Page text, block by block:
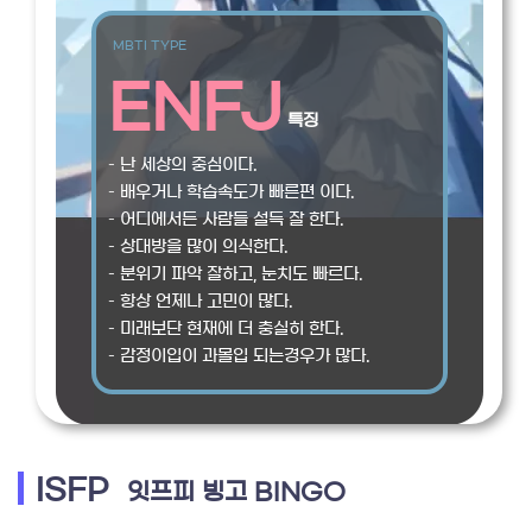
MBTI TYPE
ENFJ 특징
– 난 세상의 중심이다.
– 배우거나 학습속도가 빠른편 이다.
– 어디에서든 사람들 설득 잘 한다.
– 상대방을 많이 의식한다.
– 분위기 파악 잘하고, 눈치도 빠르다.
– 항상 언제나 고민이 많다.
– 미래보단 현재에 더 충실히 한다.
– 감정이입이 과몰입 되는경우가 많다.
ISFP 잇프피 빙고 BINGO